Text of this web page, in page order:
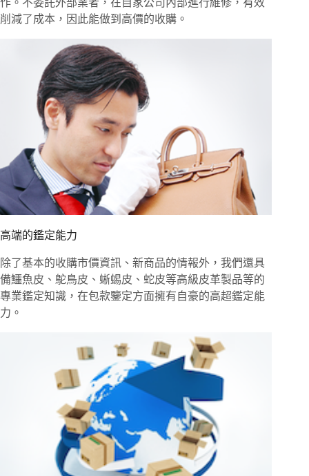
作。不委託外部業者，在自家公司內部進行維修，有效
削減了成本，因此能做到高價的收購。
高端的鑑定能力
除了基本的收購市價資訊、新商品的情報外，我們還具
備鱷魚皮、鴕鳥皮、蜥蜴皮、蛇皮等高級皮革製品等的
專業鑑定知識，在包款鑒定方面擁有自豪的高超鑑定能
力。